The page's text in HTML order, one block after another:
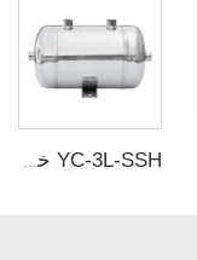
YC-3L-SSH خزان تخزين هواء منضغوط محمول مصنوع من الفولاذ المقاوم للصدأ